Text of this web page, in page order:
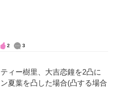
2 3
ィー樹里、大吉恋鐘を2凸に
夏葉を凸した場合(凸する場合